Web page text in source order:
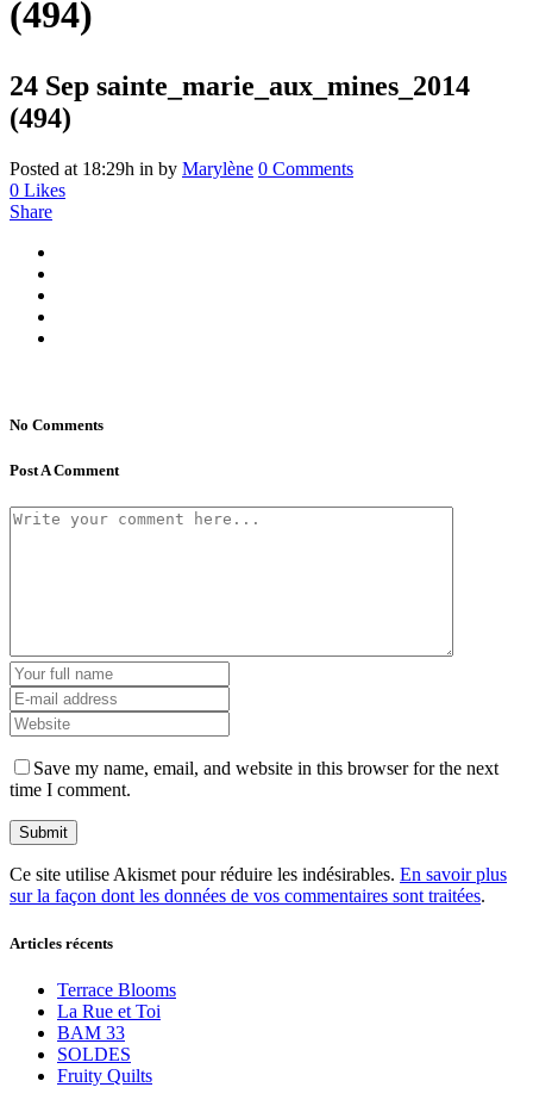
(494)
24 Sep sainte_marie_aux_mines_2014
(494)
Posted at 18:29h in by Marylène 0 Comments
0 Likes
Share
No Comments
Post A Comment
Save my name, email, and website in this browser for the next
time I comment.
Ce site utilise Akismet pour réduire les indésirables. En savoir plus
sur la façon dont les données de vos commentaires sont traitées.
Articles récents
Terrace Blooms
La Rue et Toi
BAM 33
SOLDES
Fruity Quilts